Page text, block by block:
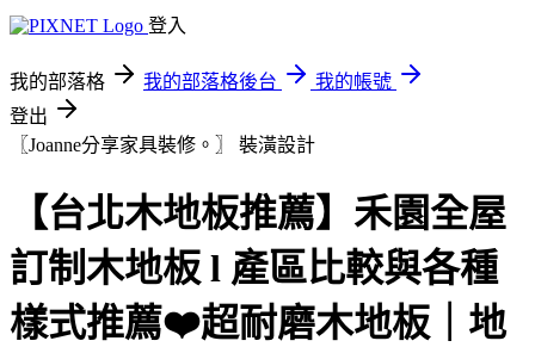
登入
我的部落格 我的部落格後台
我的帳號
登出
〖Joanne分享家具裝修。〗 裝潢設計
【台北木地板推薦】禾園全屋
訂制木地板 l 產區比較與各種
樣式推薦❤️超耐磨木地板｜地